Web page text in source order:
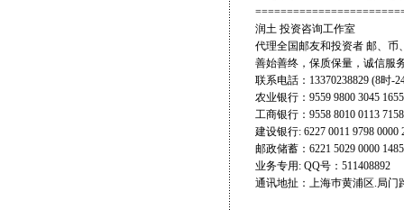
润土 投资咨询工作室
代理全国邮友和投资者 邮、币
善始善终，保质保量，诚信服
联系电話：13370238829 (8时-
农业银行：9559 9800 3045
工商银行：9558 8010 0113
建设银行: 6227 0011 9798
邮政储蓄：6221 5029 0000
业务专用: QQ号：511408892
通讯地扯：上海巿黄浦区.局门